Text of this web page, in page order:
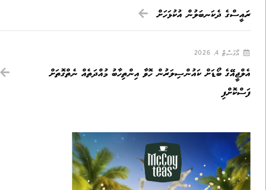
ރައީސްގެ ދެކަނބަލުން އުކުޅަހަށް
އޯގަސްޓް 4, 2026
އެލްޖީއޭގެ ބޯޑަށް ކައުންސިލަރުން ހޮވާ އިންތިހާބު މުއްދަތެއް ނެތްގޮތަށް
ފަސްކޮށްފި